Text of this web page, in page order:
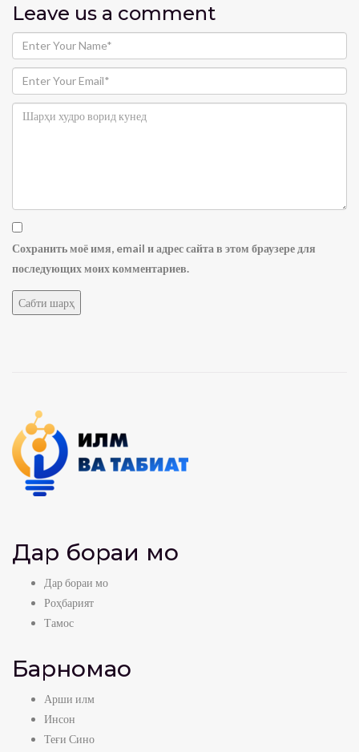
Leave us a comment
Сохранить моё имя, email и адрес сайта в этом браузере для
последующих моих комментариев.
Дар бораи мо
Дар бораи мо
Роҳбарият
Тамос
Барномаҳо
Арши илм
Инсон
Теғи Сино